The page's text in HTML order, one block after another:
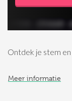
Ontdek je stem
Meer informatie